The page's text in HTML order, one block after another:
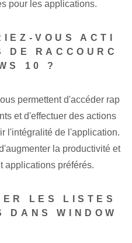
pour les applications.
VOUS ACTI
RACCOURC
10 ?
permettent d'accéder rap
et d'effectuer des actions
l'intégralité de l'application.
la productivité et
applications préférés.
LES LISTES
DANS WINDOW